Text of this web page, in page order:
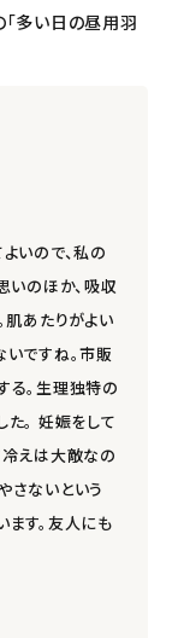
多い日の昼用羽
いので、私の
いのほか、吸収
肌あたりがよい
ですね。市販
る。生理独特の
。 妊娠をして
冷えは大敵なの
さないという
ます。友人にも